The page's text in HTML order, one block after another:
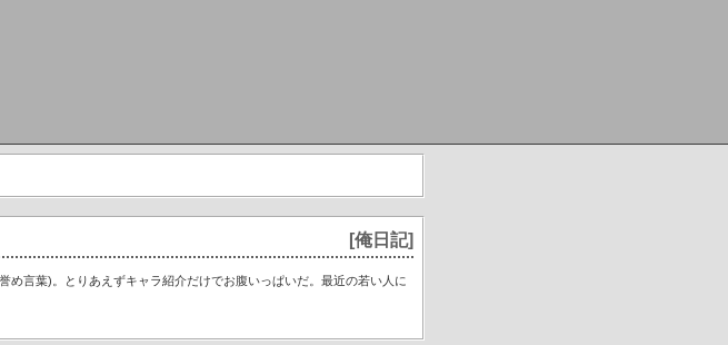
[俺日記]
め言葉)。とりあえずキャラ紹介だけでお腹いっぱいだ。最近の若い人に